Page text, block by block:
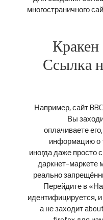
многостраничного
Ссылка
Например, сайт
Вы
оплачиваете
информацию о
иногда даже просто
даркнет-маркете
реально
Перейдите в
идентифицируется,
а не заходит